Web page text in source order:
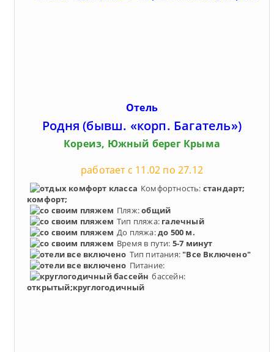
Отель
Родня (бывш. «корп. Багатель»)
Кореиз, Южный берег Крыма
работает с 11.02 по 27.12
Комфортность: стандарт;
комфорт;
Пляж:общий
Тип пляжа: галечный
До пляжа:до 500 м.
Время в пути: 5-7 минут
Тип питания: "Все Включено"
Питание:
бассейн:
открытый;круглогодичный